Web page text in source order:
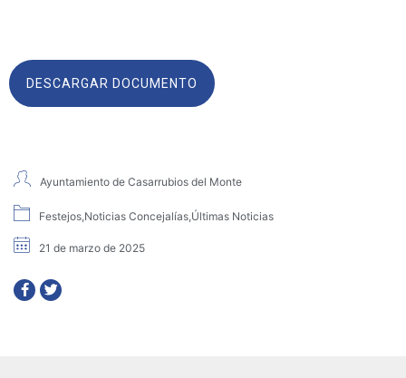
DESCARGAR DOCUMENTO
Ayuntamiento de Casarrubios del Monte
Festejos,Noticias Concejalías,Últimas Noticias
21 de marzo de 2025